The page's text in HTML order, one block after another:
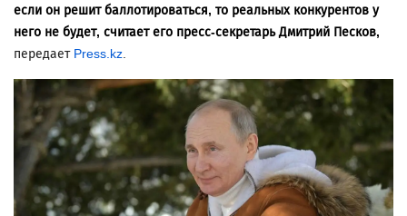
если он решит баллотироваться, то реальных конкурентов у
него не будет, считает его пресс-секретарь Дмитрий Песков,
передает Press.kz.